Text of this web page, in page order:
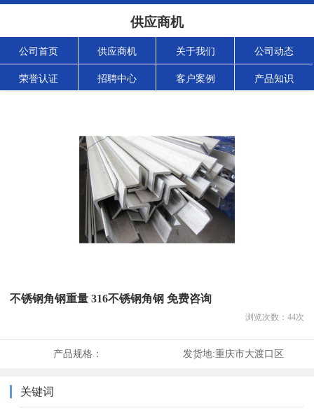
供应商机
公司首页 供应商机 关于我们 公司动态
荣誉认证 招聘中心 客户案例 产品知识
不锈钢角钢重量 316不锈钢角钢 免费咨询
浏览次数： 44次
产品规格： 发货地:重庆市大渡口区
关键词